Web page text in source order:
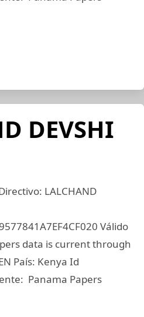
DEVSHI
LALCHAND
Válido
data is current through
País: Kenya Id
Panama Papers